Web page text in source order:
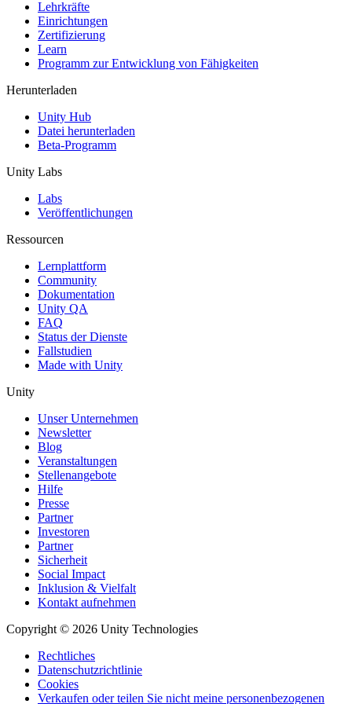
XR-Spiele
XR-Spiele plattformübergreifend starten
Multiplayer-Spiele
Vereinfachte Entwicklung von Multiplayer-Spielen
Lehrkräfte
Einrichtungen
Zertifizierung
Learn
Programm zur Entwicklung von Fähigkeiten
Herunterladen
Unity Hub
Datei herunterladen
Beta-Programm
Unity Labs
Labs
Veröffentlichungen
Ressourcen
Lernplattform
Community
Dokumentation
Unity QA
FAQ
Status der Dienste
Fallstudien
Made with Unity
Unity
Unser Unternehmen
Newsletter
Blog
Veranstaltungen
Stellenangebote
Hilfe
Presse
Partner
Investoren
Partner
Sicherheit
Social Impact
Inklusion & Vielfalt
Kontakt aufnehmen
Copyright © 2026 Unity Technologies
Rechtliches
Datenschutzrichtlinie
Cookies
Verkaufen oder teilen Sie nicht meine personenbezogenen